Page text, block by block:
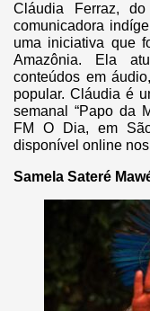
Cláudia Ferraz,
comunicadora
uma iniciativa que
Amazônia. Ela
conteúdos em
popular. Cláudia é
semanal “Papo da
FM O Dia, em
disponível online
Samela Sateré